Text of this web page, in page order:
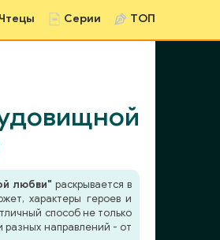
Чтецы Серии ТОП
любви" раскрывается в
характеры героев и
способ не только
разных направлений - от